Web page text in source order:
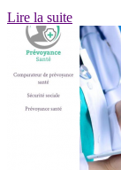
Lire la suite